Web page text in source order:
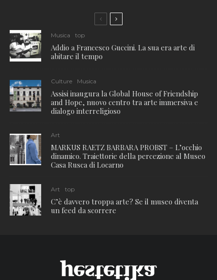
Musica top
Addio a Francesco Guccini. La sua era arte di
abitare il tempo
Culture Musica
Assisi inaugura la Global House of Friendship
and Hope, nuovo centro tra arte immersiva e
dialogo interreligioso
Art
MARKUS RAETZ BARBARA PROBST – L’occhio
dinamico. Traiettorie della percezione al Museo
Casa Rusca di Locarno
Art top
C’è davvero troppa arte? Se il museo diventa
un feed da scorrere